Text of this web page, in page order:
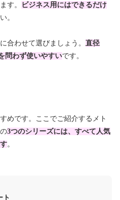
す。
ビジネス用にはできるだけ
。
合わせて選びましょう。 直径
問わず使いやすいです。
めです。ここでご紹介するメト
3つのシリーズには、すべて人気
。
ト